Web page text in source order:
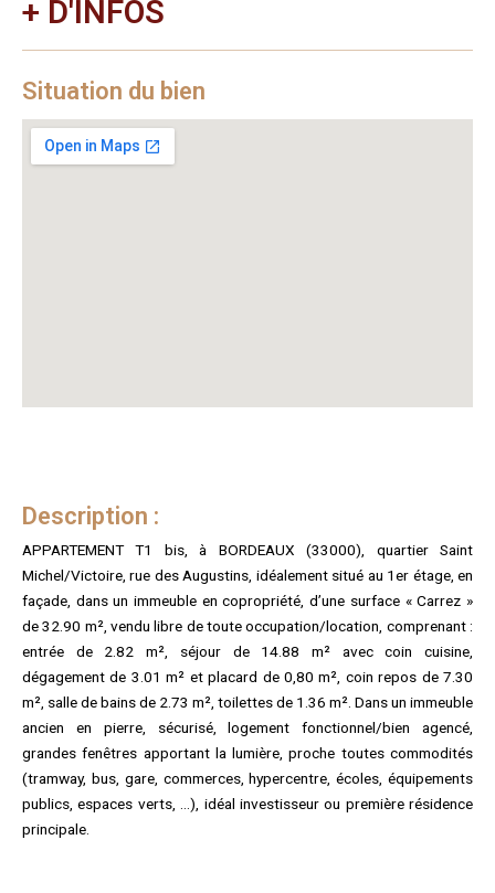
+ D'INFOS
Situation du bien
Description :
APPARTEMENT T1 bis, à BORDEAUX (33000), quartier Saint
Michel/Victoire, rue des Augustins, idéalement situé au 1er étage, en
façade, dans un immeuble en copropriété, d’une surface « Carrez »
de 32.90 m², vendu libre de toute occupation/location, comprenant :
entrée de 2.82 m², séjour de 14.88 m² avec coin cuisine,
dégagement de 3.01 m² et placard de 0,80 m², coin repos de 7.30
m², salle de bains de 2.73 m², toilettes de 1.36 m². Dans un immeuble
ancien en pierre, sécurisé, logement fonctionnel/bien agencé,
grandes fenêtres apportant la lumière, proche toutes commodités
(tramway, bus, gare, commerces, hypercentre, écoles, équipements
publics, espaces verts, …), idéal investisseur ou première résidence
principale.